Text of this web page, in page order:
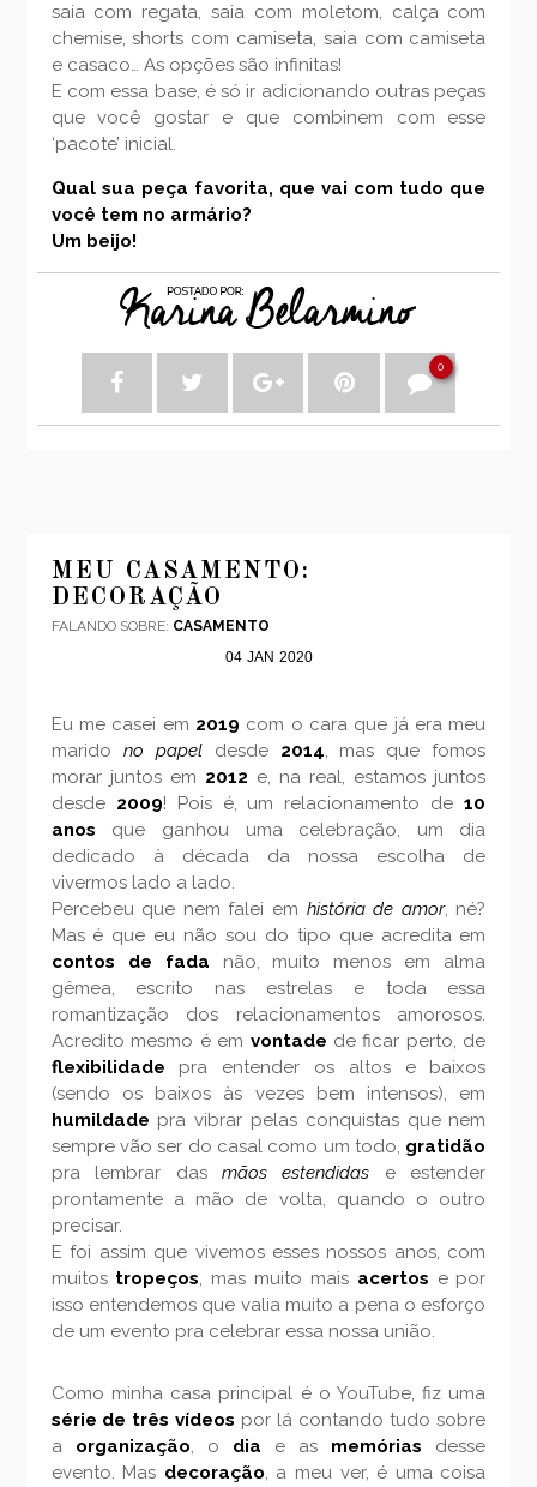
saia com regata, saia com moletom, calça com
chemise, shorts com camiseta, saia com camiseta
e casaco… As opções são infinitas!
E com essa base, é só ir adicionando outras peças
que você gostar e que combinem com esse
‘pacote’ inicial.
Qual sua peça favorita, que vai com tudo que
você tem no armário?
Um beijo!
0
MEU CASAMENTO:
DECORAÇÃO
FALANDO SOBRE: CASAMENTO
04 JAN 2020
Eu me casei em 2019 com o cara que já era meu
marido no papeldesde 2014 , mas que fomos
morar juntos em 2012 e, na real, estamos juntos
desde 2009! Pois é, um relacionamento de10
anos que ganhou uma celebração, um dia
dedicado à década da nossa escolha de
vivermos lado a lado.
Percebeu que nem falei em história de amor, né?
Mas é que eu não sou do tipo que acredita em
contos de fada não, muito menos em alma
gêmea, escrito nas estrelas e toda essa
romantização dos relacionamentos amorosos.
Acredito mesmo é em vontade de ficar perto, de
flexibilidade pra entender os altos e baixos
(sendo os baixos às vezes bem intensos), em
humildade pra vibrar pelas conquistas que nem
sempre vão ser do casal como um todo, gratidão
pra lembrar dasmãos estendidas e estender
prontamente a mão de volta, quando o outro
precisar.
E foi assim que vivemos esses nossos anos, com
muitos tropeços , mas muito mais acertos e por
isso entendemos que valia muito a pena o esforço
de um evento pra celebrar essa nossa união.
Como minha casa principal é o YouTube, fiz uma
série de três vídeos por lá contando tudo sobre
a organização , o dia e as memórias desse
evento. Mas decoração , a meu ver, é uma coisa